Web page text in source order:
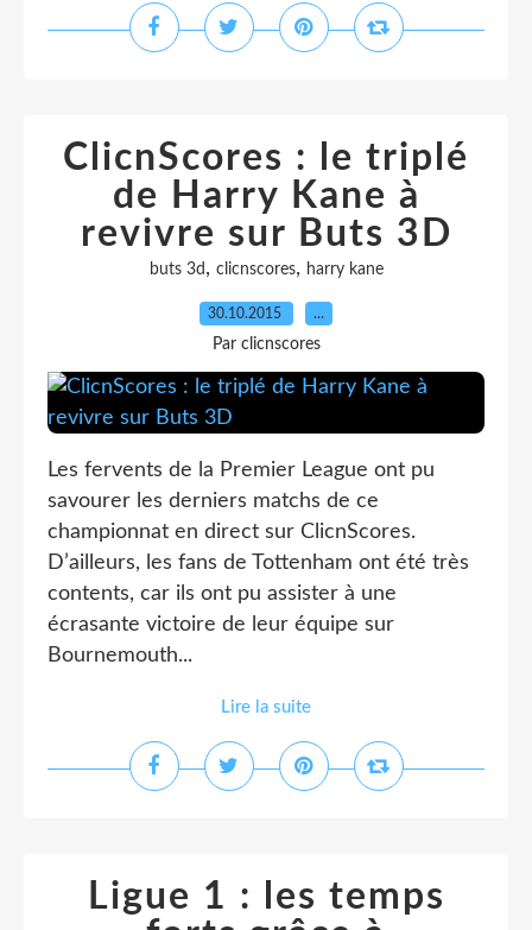
ClicnScores : le triplé
de Harry Kane à
revivre sur Buts 3D
buts 3d , clicnscores, harry kane
30.10.2015 …
Par clicnscores
Les fervents de la Premier League ont pu
savourer les derniers matchs de ce
championnat en direct sur ClicnScores.
D’ailleurs, les fans de Tottenham ont été très
contents, car ils ont pu assister à une
écrasante victoire de leur équipe sur
Bournemouth...
Lire la suite
Ligue 1 : les temps